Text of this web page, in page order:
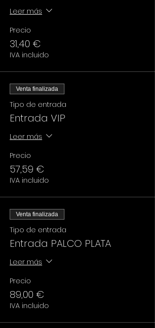
Leer más
Precio
31,40 €
IVA incluido
Venta finalizada
Tipo de entrada
Entrada VIP
Leer más
Precio
57,59 €
IVA incluido
Venta finalizada
Tipo de entrada
Entrada PALCO PLATA
Leer más
Precio
89,00 €
IVA incluido